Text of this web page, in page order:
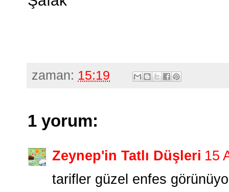
zaman: 15:19
1 yorum:
Zeynep'in Tatlı Düşleri 15
tarifler güzel enfes